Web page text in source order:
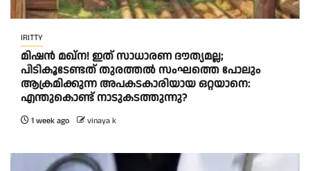
IRITTY
മിഷൻ മഖ്ന! ഇത് സാധാരണ ദൗത്യമല്ല;
പിടികൂടേണ്ടത് തുരത്തൽ സംഘത്തെ പോലും
ആക്രമിക്കുന്ന അപകടകാരിയായ ഒറ്റയാനെ:
എന്തുകൊണ്ട് നാടുകടത്തുന്നു?
1 week ago vinaya k